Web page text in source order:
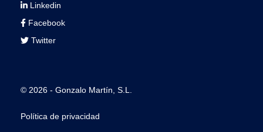
Linkedin
Facebook
Twitter
© 2026 - Gonzalo Martín, S.L.
Política de privacidad